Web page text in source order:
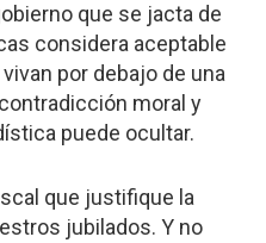
que se jacta de
considera aceptable
por debajo de una
moral y
puede ocultar.
que justifique la
jubilados. Y no